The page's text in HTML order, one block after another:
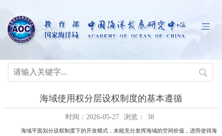
海域使用权分层设权制度的基本遵循
时间：2026-05-27 浏览： 38
海域平面划分设权制度下的开发模式，未能充分发挥海域的空间价值，进而使得海